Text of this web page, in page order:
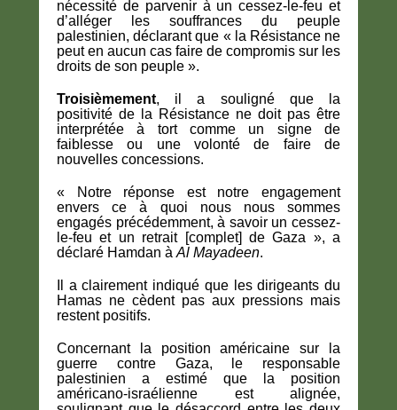
nécessité de parvenir à un cessez-le-feu et
d’alléger les souffrances du peuple
palestinien, déclarant que « la Résistance ne
peut en aucun cas faire de compromis sur les
droits de son peuple ».
Troisièmement, il a souligné que la
positivité de la Résistance ne doit pas être
interprétée à tort comme un signe de
faiblesse ou une volonté de faire de
nouvelles concessions.
« Notre réponse est notre engagement
envers ce à quoi nous nous sommes
engagés précédemment, à savoir un cessez-
le-feu et un retrait [complet] de Gaza », a
déclaré Hamdan à Al Mayadeen.
Il a clairement indiqué que les dirigeants du
Hamas ne cèdent pas aux pressions mais
restent positifs.
Concernant la position américaine sur la
guerre contre Gaza, le responsable
palestinien a estimé que la position
américano-israélienne est alignée,